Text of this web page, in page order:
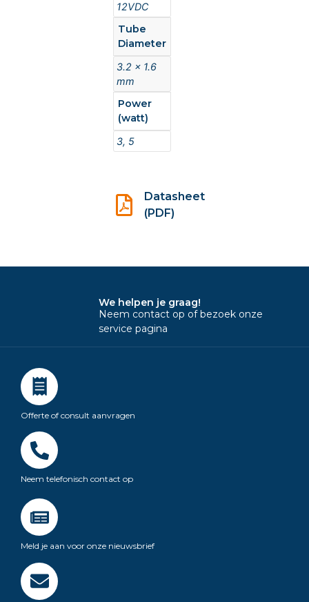
12VDC
Tube
Diameter
3.2 x 1.6
mm
Power
(watt)
3, 5
Datasheet
(PDF)
We helpen je graag!
Neem contact op of bezoek onze
service pagina
Offerte of consult aanvragen
Neem telefonisch contact op
Meld je aan voor onze nieuwsbrief